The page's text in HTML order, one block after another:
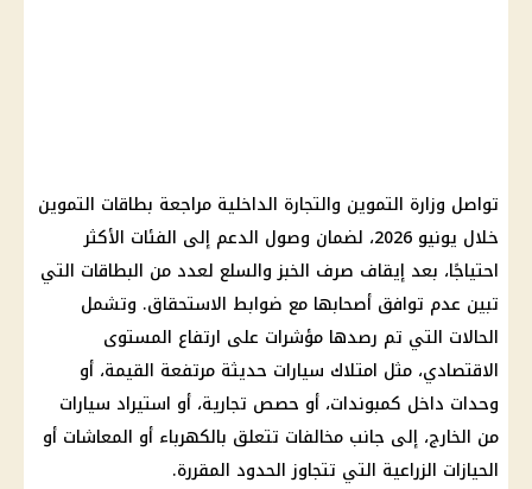
تواصل وزارة التموين والتجارة الداخلية مراجعة بطاقات التموين
خلال يونيو 2026، لضمان وصول الدعم إلى الفئات الأكثر
احتياجًا، بعد إيقاف صرف الخبز والسلع لعدد من البطاقات التي
تبين عدم توافق أصحابها مع ضوابط الاستحقاق. وتشمل
الحالات التي تم رصدها مؤشرات على ارتفاع المستوى
الاقتصادي، مثل امتلاك سيارات حديثة مرتفعة القيمة، أو
وحدات داخل كمبوندات، أو حصص تجارية، أو استيراد سيارات
من الخارج، إلى جانب مخالفات تتعلق بالكهرباء أو المعاشات أو
الحيازات الزراعية التي تتجاوز الحدود المقررة.